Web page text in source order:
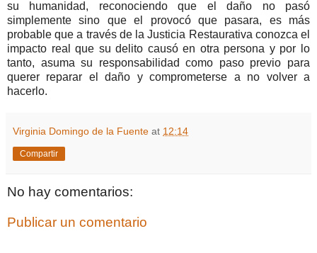
su humanidad, reconociendo que el daño no pasó
simplemente sino que el provocó que pasara, es más
probable que a través de la Justicia Restaurativa conozca el
impacto real que su delito causó en otra persona y por lo
tanto, asuma su responsabilidad como paso previo para
querer reparar el daño y comprometerse a no volver a
hacerlo.
Virginia Domingo de la Fuente at 12:14
Compartir
No hay comentarios:
Publicar un comentario